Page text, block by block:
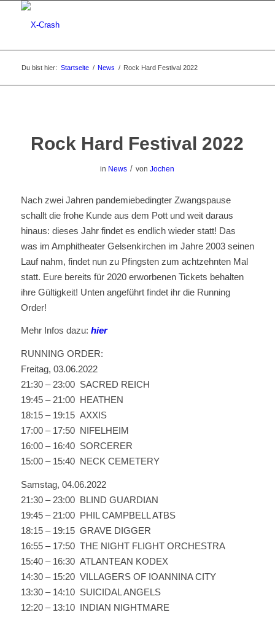
Du bist hier: Startseite / News / Rock Hard Festival 2022
Rock Hard Festival 2022
in News / vonJochen
Nach zwei Jahren pandemiebedingter Zwangspause
schallt die frohe Kunde aus dem Pott und weit daraus
hinaus: dieses Jahr findet es endlich wieder statt! Das
was im Amphitheater Gelsenkirchen im Jahre 2003 seinen
Lauf nahm, findet nun zu Pfingsten zum achtzehnten Mal
statt. Eure bereits für 2020 erworbenen Tickets behalten
ihre Gültigkeit! Unten angeführt findet ihr die Running
Order!
Mehr Infos dazu: hier
RUNNING ORDER:
Freitag, 03.06.2022
21:30 – 23:00 SACRED REICH
19:45 – 21:00 HEATHEN
18:15 – 19:15 AXXIS
17:00 – 17:50 NIFELHEIM
16:00 – 16:40 SORCERER
15:00 – 15:40 NECK CEMETERY
Samstag, 04.06.2022
21:30 – 23:00 BLIND GUARDIAN
19:45 – 21:00 PHIL CAMPBELL ATBS
18:15 – 19:15 GRAVE DIGGER
16:55 – 17:50 THE NIGHT FLIGHT ORCHESTRA
15:40 – 16:30 ATLANTEAN KODEX
14:30 – 15:20 VILLAGERS OF IOANNINA CITY
13:30 – 14:10 SUICIDAL ANGELS
12:20 – 13:10 INDIAN NIGHTMARE